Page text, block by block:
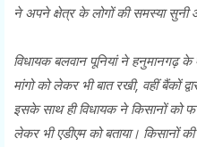
ने अपने क्षेत्र के लोगों की समस्या
विधायक बलवान पूनियां ने हनुमानगढ़
मांगो को लेकर भी बात रखी, वहीं बैंकों
इसके साथ ही विधायक ने किसानों
लेकर भी एडीएम को बताया। किसानों